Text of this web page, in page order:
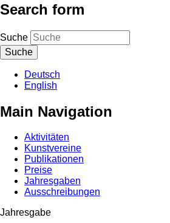
Search form
Suche
Deutsch
English
Main Navigation
Aktivitäten
Kunstvereine
Publikationen
Preise
Jahresgaben
Ausschreibungen
Jahresgabe